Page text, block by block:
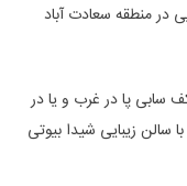
در منطقه سعادت آباد
سابی پا در غرب و یا در
سالن زیبایی شیدا بیوتی